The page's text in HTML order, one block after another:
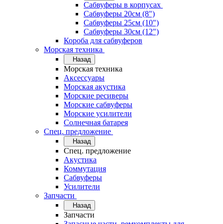
Сабвуферы в корпусах
Сабвуферы 20см (8")
Сабвуферы 25см (10")
Сабвуферы 30см (12")
Короба для сабвуферов
Морская техника
Назад
Морская техника
Аксессуары
Морская акустика
Морские ресиверы
Морские сабвуферы
Морские усилители
Солнечная батарея
Спец. предложение
Назад
Спец. предложение
Акустика
Коммутация
Сабвуферы
Усилители
Запчасти
Назад
Запчасти